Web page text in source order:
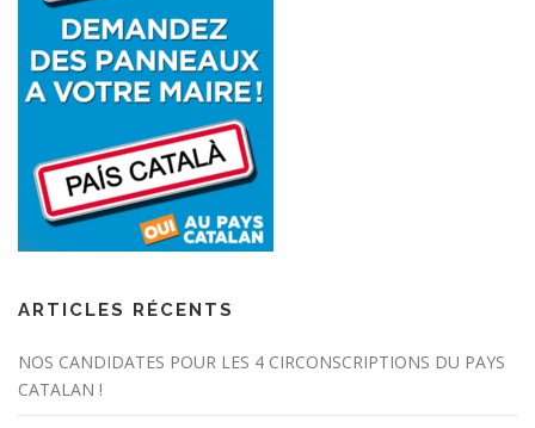
ARTICLES RÉCENTS
NOS CANDIDATES POUR LES 4 CIRCONSCRIPTIONS DU PAYS
CATALAN !